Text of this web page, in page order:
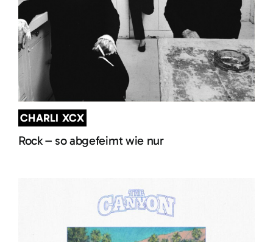
CHARLI XCX
Rock – so abgefeimt wie nur